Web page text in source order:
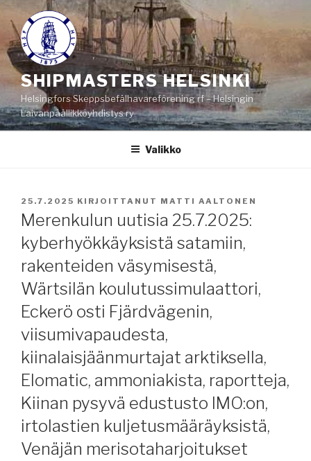
Siirry
sisältöön
SHIPMASTERS HELSINKI
Helsingfors Skeppsbefälhavareförening rf – Helsingin
Laivanpäällikköyhdistys ry
Valikko
JULKAISTU
25.7.2025 KIRJOITTANUT MATTI AALTONEN
Merenkulun uutisia 25.7.2025:
kyberhyökkäyksistä satamiin,
rakenteiden väsymisestä,
Wärtsilän koulutussimulaattori,
Eckerö osti Fjärdvägenin,
viisumivapaudesta,
kiinalaisjäänmurtajat arktiksella,
Elomatic, ammoniakista, raportteja,
Kiinan pysyvä edustusto IMO:on,
irtolastien kuljetusmääräyksistä,
Venäjän merisotaharjoitukset